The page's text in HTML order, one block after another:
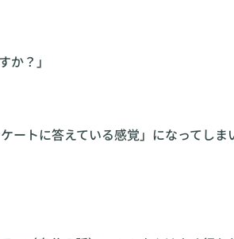
か？」
トに答えている感覚」になってしま